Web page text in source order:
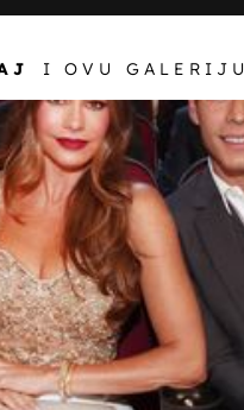
I OVU GALERIJU